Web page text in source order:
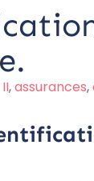
,assurances,